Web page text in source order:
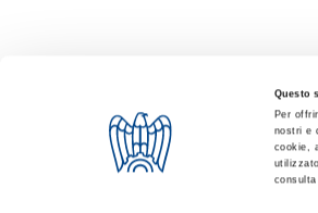
Questo
Per
nostri e
cookie,
24 Maggio dalle 17:00